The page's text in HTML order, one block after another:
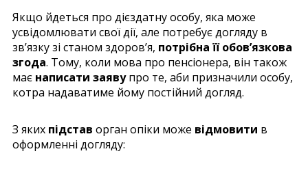
Якщо йдеться про дієздатну особу, яка може
усвідомлювати свої дії, але потребує догляду в
зв’язку зі станом здоров’я, потрібна її обов’язкова
згода. Тому, коли мова про пенсіонера, він також
має написати заявупро те, аби призначили особу,
котра надаватиме йому постійний догляд.
З яких підстав орган опіки може відмовити в
оформленні догляду: